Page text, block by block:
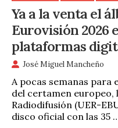
Ya a la venta el
Eurovisión 2026
plataformas
José Miguel Mancheño
A pocas semanas para
del certamen europeo,
Radiodifusión (UER-
disco oficial con las 35